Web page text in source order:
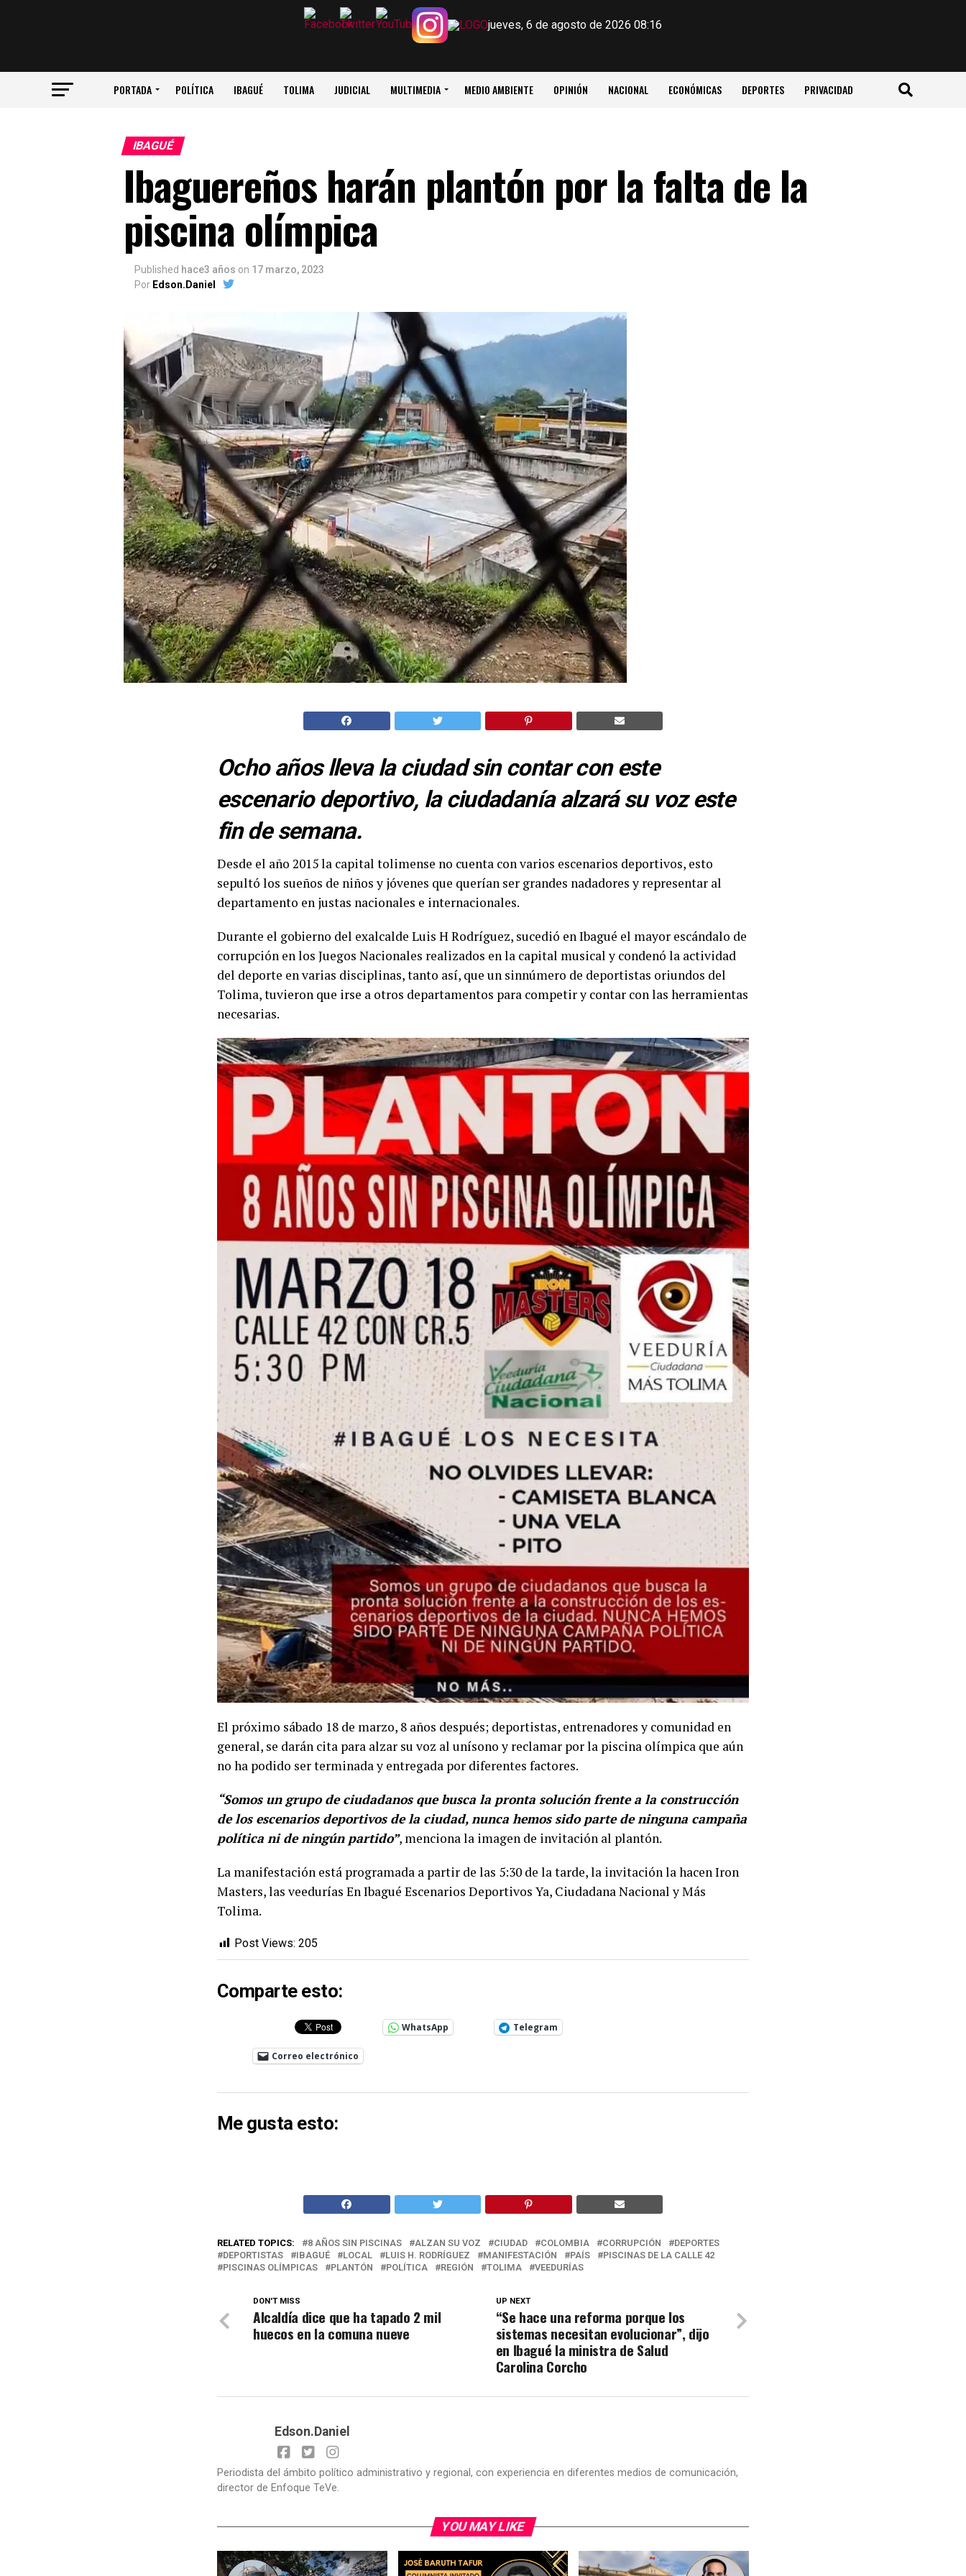
jueves, 6 de agosto de 2026 08:16
PORTADA POLÍTICA IBAGUÉ TOLIMA JUDICIAL MULTIMEDIA MEDIO AMBIENTE OPINIÓN NACIONAL ECONÓMICAS DEPORTES PRIVACIDAD
IBAGUÉ
Ibaguereños harán plantón por la falta de la
piscina olímpica
Published hace3 años on 17 marzo, 2023
Por Edson.Daniel
Ocho años lleva la ciudad sin contar con este
escenario deportivo, la ciudadanía alzará su voz este
fin de semana.
Desde el año 2015 la capital tolimense no cuenta con varios escenarios deportivos, esto
sepultó los sueños de niños y jóvenes que querían ser grandes nadadores y representar al
departamento en justas nacionales e internacionales.
Durante el gobierno del exalcalde Luis H Rodríguez, sucedió en Ibagué el mayor escándalo de
corrupción en los Juegos Nacionales realizados en la capital musical y condenó la actividad
del deporte en varias disciplinas, tanto así, que un sinnúmero de deportistas oriundos del
Tolima, tuvieron que irse a otros departamentos para competir y contar con las herramientas
necesarias.
El próximo sábado 18 de marzo, 8 años después; deportistas, entrenadores y comunidad en
general, se darán cita para alzar su voz al unísono y reclamar por la piscina olímpica que aún
no ha podido ser terminada y entregada por diferentes factores.
“Somos un grupo de ciudadanos que busca la pronta solución frente a la construcción
de los escenarios deportivos de la ciudad, nunca hemos sido parte de ninguna campaña
política ni de ningún partido”, menciona la imagen de invitación al plantón.
La manifestación está programada a partir de las 5:30 de la tarde, la invitación la hacen Iron
Masters, las veedurías En Ibagué Escenarios Deportivos Ya, Ciudadana Nacional y Más
Tolima.
Post Views: 205
Comparte esto:
WhatsApp Telegram
Correo electrónico
Me gusta esto:
RELATED TOPICS: 8 AÑOS SIN PISCINAS ALZAN SU VOZ CIUDAD COLOMBIA CORRUPCIÓN
DEPORTES
DEPORTISTAS
IBAGUÉ LOCAL LUIS H. RODRÍGUEZ MANIFESTACIÓN PAÍS
PISCINAS DE LA CALLE 42
PISCINAS OLÍMPICAS
PLANTÓN POLÍTICA REGIÓN TOLIMA VEEDURÍAS
UP NEXT
“Se hace una reforma porque los
sistemas necesitan evolucionar”, dijo
en Ibagué la ministra de Salud
Carolina Corcho
DON'T MISS
Alcaldía dice que ha tapado 2 mil
huecos en la comuna nueve
Edson.Daniel
Periodista del ámbito político administrativo y regional, con experiencia en diferentes medios de comunicación,
director de Enfoque TeVe.
YOU MAY LIKE